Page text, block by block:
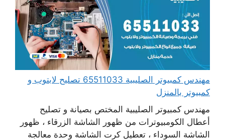
مهندس كمبيوتر الصليبية 65511033 تصليح لابتوب و
كمبيوتر بالمنزل
مهندس كمبيوتر الصليبية المختص بصيانة و تصليح
أعطال الكومبيوترات من ظهور الشاشة الزرقاء ، ظهور
الشاشة السوداء ، تعطيل كرت الشاشة وحدة معالجة